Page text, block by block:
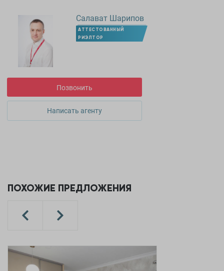
Салават Шарипов
АТТЕСТОВАННЫЙ
РИЭЛТОР
Позвонить
Написать агенту
ПОХОЖИЕ ПРЕДЛОЖЕНИЯ